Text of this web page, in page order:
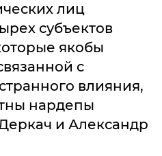
лиц
субъектов
якобы
с
влияния,
нардепы
и Александр